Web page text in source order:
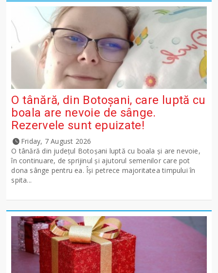
O tânără, din Botoșani, care luptă cu
boala are nevoie de sânge.
Rezervele sunt epuizate!
Friday, 7 August 2026
O tânără din județul Botoșani luptă cu boala și are nevoie,
în continuare, de sprijinul și ajutorul semenilor care pot
dona sânge pentru ea. Își petrece majoritatea timpului în
spita...